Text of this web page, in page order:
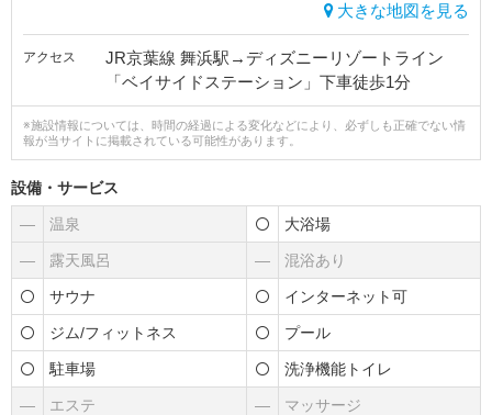
大きな地図を見る
アクセス
JR京葉線 舞浜駅→ディズニーリゾートライン
「ベイサイドステーション」下車徒歩1分
※施設情報については、時間の経過による変化などにより、必ずしも正確でない情
報が当サイトに掲載されている可能性があります。
設備・サービス
― 温泉 大浴場
― 露天風呂 ― 混浴あり
サウナ インターネット可
ジム/フィットネス プール
駐車場 洗浄機能トイレ
― エステ ― マッサージ